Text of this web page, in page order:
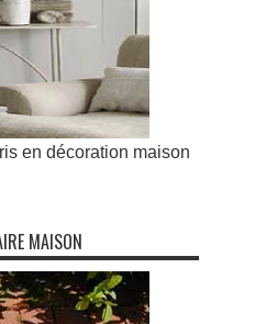
en décoration maison
MAISON